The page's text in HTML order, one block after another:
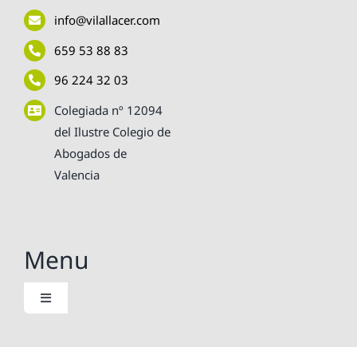
info@vilallacer.com
659 53 88 83
96 224 32 03
Colegiada nº 12094
del Ilustre Colegio de
Abogados de
Valencia
Menu
Toggle